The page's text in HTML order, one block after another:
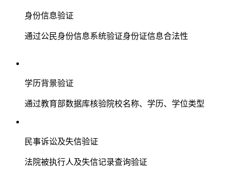
身份信息验证
通过公民身份信息系统验证身份证信息合法性
学历背景验证
通过教育部数据库核验院校名称、学历、学位类型
民事诉讼及失信验证
法院被执行人及失信记录查询验证